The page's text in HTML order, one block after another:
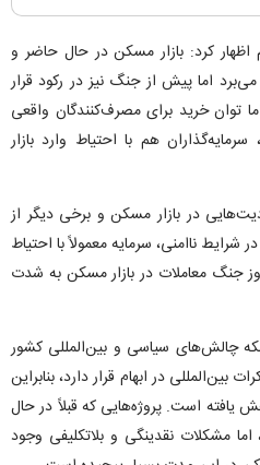
کرد: بازار مسکن در حال حاضر و
به سر می‌برد اما پیش از جنگ نیز در رکود قرار
توان خرید برای مصرف‌کنندگان واقعی
هم با احتیاط وارد بازار
در بازار مسکن و برخی دیگر از
ناامنی، سرمایه معمولاً با احتیاط
و در نتیجه در طول ۱۲ روز جنگ معاملات در بازار مسکن به شدت
چالش‌های سیاسی و بین‌المللی کشور
در ابهام قرار دارد، بنابراین
یافته است. پروژه‌هایی که قبلاً در حال
اما مشکلات نقدینگی و بلاتکلیفی وجود